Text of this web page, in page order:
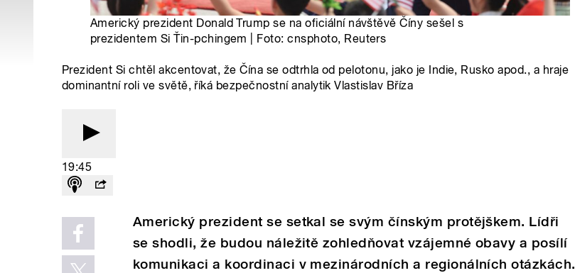
Americký prezident Donald Trump se na oficiální návštěvě Číny sešel s
prezidentem Si Ťin-pchingem | Foto: cnsphoto, Reuters
Prezident Si chtěl akcentovat, že Čína se odtrhla od pelotonu, jako je Indie, Rusko apod., a hraje
dominantní roli ve světě, říká bezpečnostní analytik Vlastislav Bříza
19:45
Americký prezident se setkal se svým čínským protějškem. Lídři
se shodli, že budou náležitě zohledňovat vzájemné obavy a posílí
komunikaci a koordinaci v mezinárodních a regionálních otázkách.